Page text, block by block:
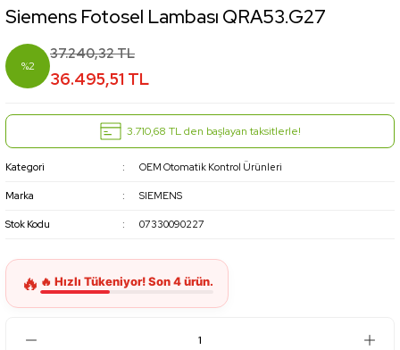
Siemens Fotosel Lambası QRA53.G27
%2
37.240,32 TL
36.495,51 TL
3.710,68 TL den başlayan taksitlerle!
Kategori OEM Otomatik Kontrol Ürünleri
Marka SIEMENS
Stok Kodu 07330090227